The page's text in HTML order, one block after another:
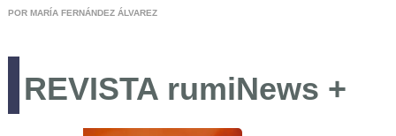
POR MARÍA FERNÁNDEZ ÁLVAREZ
REVISTA rumiNews +